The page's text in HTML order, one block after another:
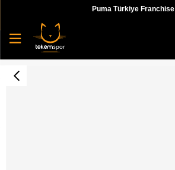
Puma Türkiye Franchise